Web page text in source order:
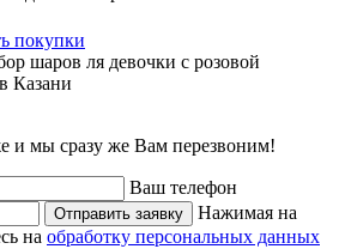
покупки
и мы сразу же Вам перезвоним!
Ваш телефон
Отправить заявку
Нажимая на
на обработку персональных данных